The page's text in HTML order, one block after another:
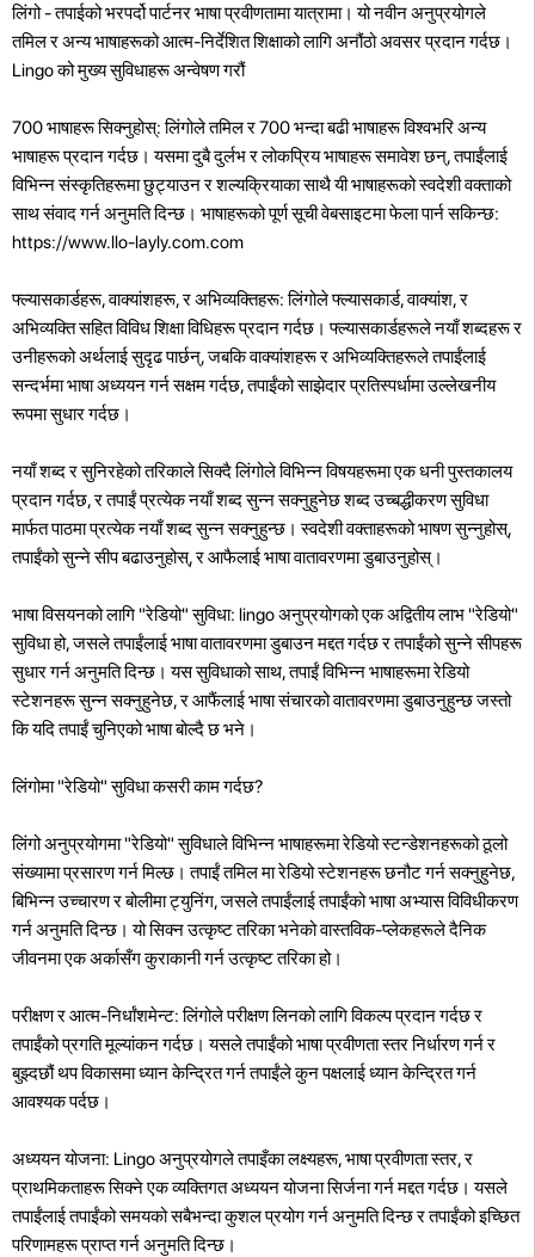
लिंगो - तपाईको भरपर्दो पार्टनर भाषा प्रवीणतामा यात्रामा। यो नवीन अनुप्रयोगले
तमिल र अन्य भाषाहरूको आत्म-निर्देशित शिक्षाको लागि अनौंठो अवसर प्रदान गर्दछ।
Lingo को मुख्य सुविधाहरू अन्वेषण गरौं
700 भाषाहरू सिक्नुहोस्: लिंगोले तमिल र 700 भन्दा बढी भाषाहरू विश्वभरि अन्य
भाषाहरू प्रदान गर्दछ। यसमा दुबै दुर्लभ र लोकप्रिय भाषाहरू समावेश छन्, तपाईंलाई
विभिन्न संस्कृतिहरूमा छुट्याउन र शल्यक्रियाका साथै यी भाषाहरूको स्वदेशी वक्ताको
साथ संवाद गर्न अनुमति दिन्छ। भाषाहरूको पूर्ण सूची वेबसाइटमा फेला पार्न सकिन्छ:
https://www.llo-layly.com.com
फ्ल्यासकार्डहरू, वाक्यांशहरू, र अभिव्यक्तिहरू: लिंगोले फ्ल्यासकार्ड, वाक्यांश, र
अभिव्यक्ति सहित विविध शिक्षा विधिहरू प्रदान गर्दछ। फ्ल्यासकार्डहरूले नयाँ शब्दहरू र
उनीहरूको अर्थलाई सुदृढ पार्छन्, जबकि वाक्यांशहरू र अभिव्यक्तिहरूले तपाईंलाई
सन्दर्भमा भाषा अध्ययन गर्न सक्षम गर्दछ, तपाईंको साझेदार प्रतिस्पर्धामा उल्लेखनीय
रूपमा सुधार गर्दछ।
नयाँ शब्द र सुनिरहेको तरिकाले सिक्दै लिंगोले विभिन्न विषयहरूमा एक धनी पुस्तकालय
प्रदान गर्दछ, र तपाईं प्रत्येक नयाँ शब्द सुन्न सक्नुहुनेछ शब्द उच्बद्धीकरण सुविधा
मार्फत पाठमा प्रत्येक नयाँ शब्द सुन्न सक्नुहुन्छ। स्वदेशी वक्ताहरूको भाषण सुन्नुहोस्,
तपाईंको सुन्ने सीप बढाउनुहोस्, र आफैलाई भाषा वातावरणमा डुबाउनुहोस्।
भाषा विसयनको लागि "रेडियो" सुविधा: lingo अनुप्रयोगको एक अद्वितीय लाभ "रेडियो"
सुविधा हो, जसले तपाईंलाई भाषा वातावरणमा डुबाउन मद्दत गर्दछ र तपाईंको सुन्ने सीपहरू
सुधार गर्न अनुमति दिन्छ। यस सुविधाको साथ, तपाईं विभिन्न भाषाहरूमा रेडियो
स्टेशनहरू सुन्न सक्नुहुनेछ, र आफैंलाई भाषा संचारको वातावरणमा डुबाउनुहुन्छ जस्तो
कि यदि तपाईं चुनिएको भाषा बोल्दै छ भने।
लिंगोमा "रेडियो" सुविधा कसरी काम गर्दछ?
लिंगो अनुप्रयोगमा "रेडियो" सुविधाले विभिन्न भाषाहरूमा रेडियो स्टन्डेशनहरूको ठूलो
संख्यामा प्रसारण गर्न मिल्छ। तपाईं तमिल मा रेडियो स्टेशनहरू छनौट गर्न सक्नुहुनेछ,
बिभिन्न उच्चारण र बोलीमा ट्युनिंग, जसले तपाईंलाई तपाईंको भाषा अभ्यास विविधीकरण
गर्न अनुमति दिन्छ। यो सिक्न उत्कृष्ट तरिका भनेको वास्तविक-प्लेकहरूले दैनिक
जीवनमा एक अर्कासँग कुराकानी गर्न उत्कृष्ट तरिका हो।
परीक्षण र आत्म-निर्धांशमेन्ट: लिंगोले परीक्षण लिनको लागि विकल्प प्रदान गर्दछ र
तपाईंको प्रगति मूल्यांकन गर्दछ। यसले तपाईंको भाषा प्रवीणता स्तर निर्धारण गर्न र
बुझ्दछौं थप विकासमा ध्यान केन्द्रित गर्न तपाईंले कुन पक्षलाई ध्यान केन्द्रित गर्न
आवश्यक पर्दछ।
अध्ययन योजना: Lingo अनुप्रयोगले तपाइँका लक्ष्यहरू, भाषा प्रवीणता स्तर, र
प्राथमिकताहरू सिक्ने एक व्यक्तिगत अध्ययन योजना सिर्जना गर्न मद्दत गर्दछ। यसले
तपाईंलाई तपाईंको समयको सबैभन्दा कुशल प्रयोग गर्न अनुमति दिन्छ र तपाईंको इच्छित
परिणामहरू प्राप्त गर्न अनुमति दिन्छ।